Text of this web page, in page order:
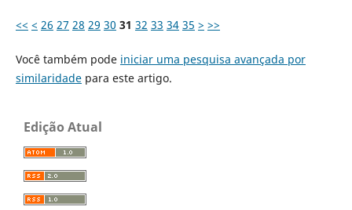
<< < 26 27 28 29 30 31 32 33 34 35 > >>
Você também pode iniciar uma pesquisa avançada por
similaridadepara este artigo.
Edição Atual